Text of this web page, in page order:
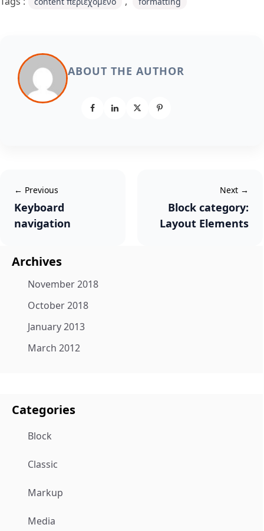
ABOUT THE AUTHOR
← Previous
Keyboard
navigation
Next →
Block category:
Layout Elements
Archives
November 2018
October 2018
January 2013
March 2012
Categories
Block
Classic
Markup
Media